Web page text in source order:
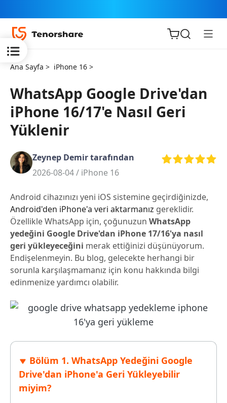
iOS için
ReiBoot
Tenorshare
PDNob
iAnyGo
Ana Sayfa > iPhone 16 >
WhatsApp Google Drive'dan
iPhone 16/17'e Nasıl Geri
Yüklenir
Zeynep Demir tarafından
2026-08-04 / iPhone 16
Android cihazınızı yeni iOS sistemine geçirdiğinizde,
Android'den iPhone'a veri aktarmanız gereklidir.
Özellikle WhatsApp için, çoğunuzun WhatsApp
yedeğini Google Drive'dan iPhone 17/16'ya nasıl
geri yükleyeceğini merak ettiğinizi düşünüyorum.
Endişelenmeyin. Bu blog, gelecekte herhangi bir
sorunla karşılaşmamanız için konu hakkında bilgi
edinmenize yardımcı olabilir.
Bölüm 1. WhatsApp Yedeğini Google
Drive'dan iPhone'a Geri Yükleyebilir
miyim?